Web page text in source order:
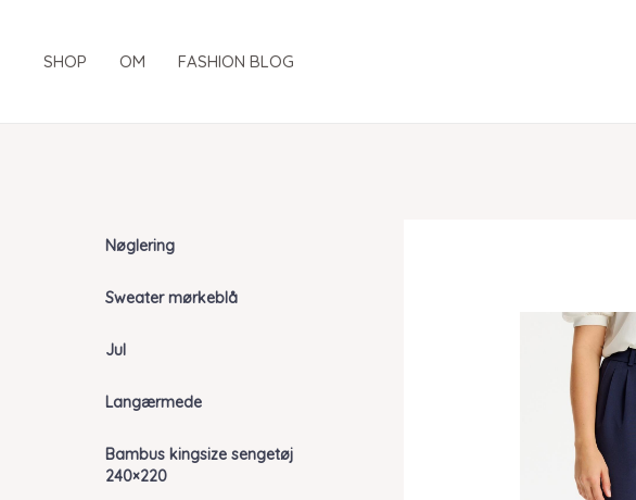
SHOP OM FASHION BLOG
Nøglering
Sweater mørkeblå
Jul
Langærmede
Bambus kingsize sengetøj
240×220